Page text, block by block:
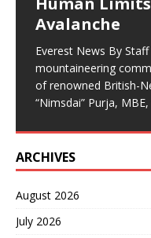
Avalanche
Everest News By
mountaineering
of renowned British-
“Nimsdai” Purja,
निर्मल ‘निम्सदाइ’ पुर्जाको
पर्वतारोहण जगतले आफ्ना एक
भएको झडपमा प्रहरीको
सर्वसाधारण र
ARCHIVES
August 2026
July 2026